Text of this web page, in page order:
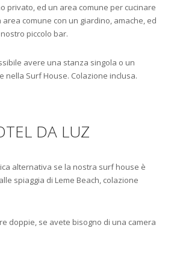
privato, ed un area comune per cucinare
area comune con un giardino, amache, ed
piccolo bar.
avere una stanza singola o un
nella Surf House. Colazione inclusa.
DA LUZ
alternativa se la nostra surf house è
spiaggia di Leme Beach, colazione
doppie, se avete bisogno di una camera